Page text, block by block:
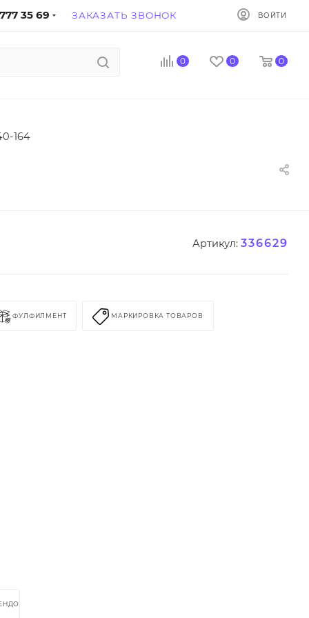
35 69 ЗАКАЗАТЬ ЗВОНОК ВОЙТИ
0 0 0
164
Артикул: 336629
ФУЛФИЛМЕНТ МАРКИРОВКА ТОВАРОВ